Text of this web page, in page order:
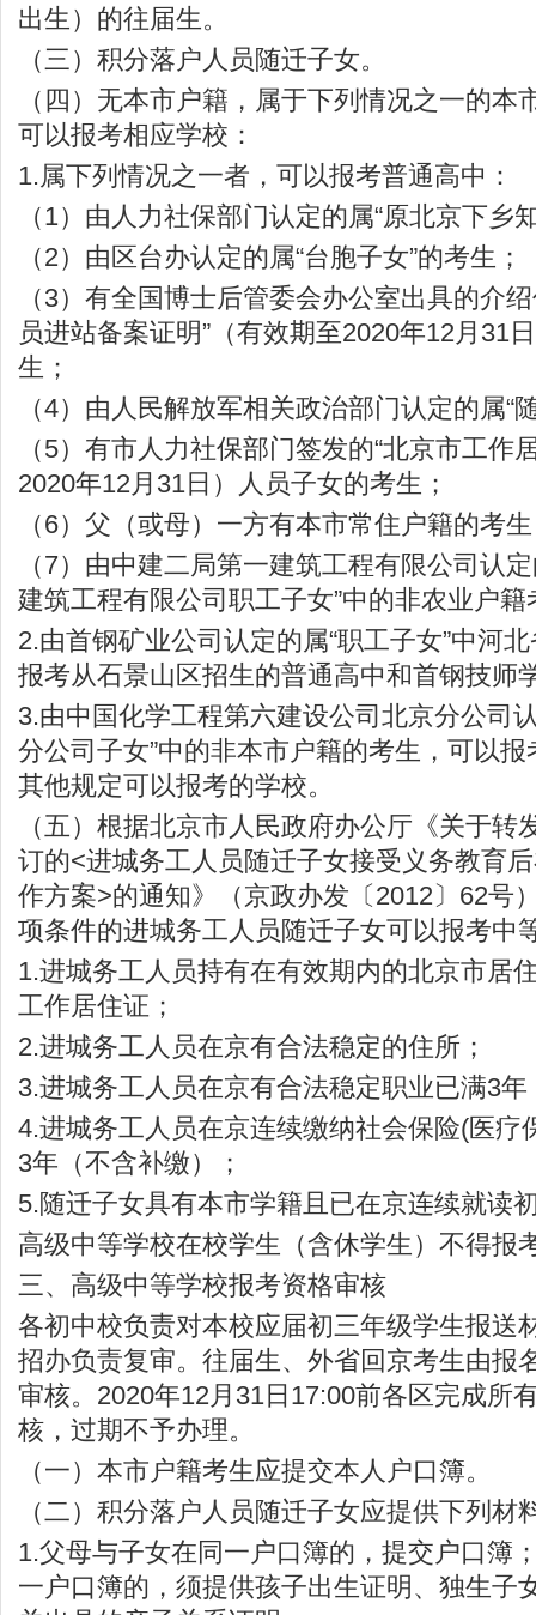
出生）的往届生。
（三）积分落户人员随迁子女。
（四）无本市户籍，属于下列情况之一的本
可以报考相应学校：
1.属下列情况之一者，可以报考普通高中：
（1）由人力社保部门认定的属“原北京下乡
（2）由区台办认定的属“台胞子女”的考生；
（3）有全国博士后管委会办公室出具的介
员进站备案证明”（有效期至2020年12月31
生；
（4）由人民解放军相关政治部门认定的属“
（5）有市人力社保部门签发的“北京市工作
2020年12月31日）人员子女的考生；
（6）父（或母）一方有本市常住户籍的考
（7）由中建二局第一建筑工程有限公司认
建筑工程有限公司职工子女”中的非农业户籍
2.由首钢矿业公司认定的属“职工子女”中河
报考从石景山区招生的普通高中和首钢技师
3.由中国化学工程第六建设公司北京分公司
分公司子女”中的非本市户籍的考生，可以
其他规定可以报考的学校。
（五）根据北京市人民政府办公厅《关于转
订的<进城务工人员随迁子女接受义务教育
作方案>的通知》（京政办发〔2012〕62号
项条件的进城务工人员随迁子女可以报考中
1.进城务工人员持有在有效期内的北京市居
工作居住证；
2.进城务工人员在京有合法稳定的住所；
3.进城务工人员在京有合法稳定职业已满3年
4.进城务工人员在京连续缴纳社会保险(医疗
3年（不含补缴）；
5.随迁子女具有本市学籍且已在京连续就读
高级中等学校在校学生（含休学生）不得报
三、高级中等学校报考资格审核
各初中校负责对本校应届初三年级学生报送
招办负责复审。往届生、外省回京考生由报
审核。2020年12月31日17:00前各区完成所
核，过期不予办理。
（一）本市户籍考生应提交本人户口簿。
（二）积分落户人员随迁子女应提供下列材
1.父母与子女在同一户口簿的，提交户口簿
一户口簿的，须提供孩子出生证明、独生子